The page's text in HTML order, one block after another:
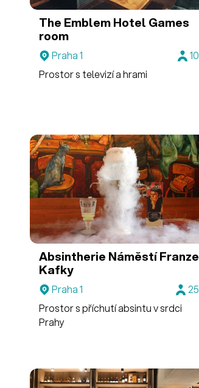
The Emblem Hotel Games
room
Praha 1
10
Prostor s televizí a hrami
Absintherie Náměstí Franze
Kafky
Praha 1
25
Prostor s příchutí absintu v srdci
Prahy